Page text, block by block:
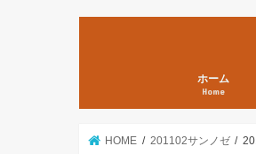
ホーム
Home
HOME 201102サンノゼ